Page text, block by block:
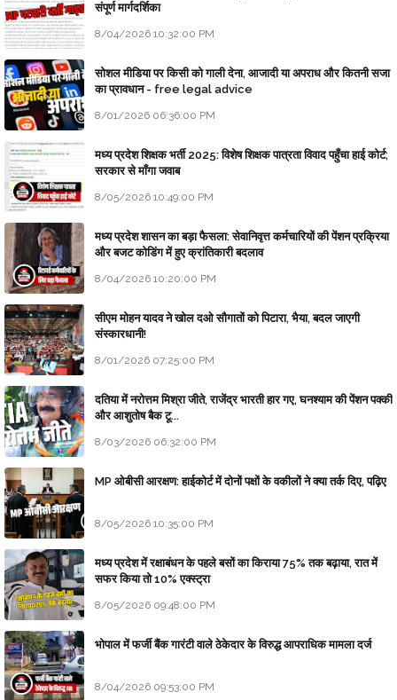
संपूर्ण मार्गदर्शिका
8/04/2026 10:32:00 PM
सोशल मीडिया पर किसी को गाली देना, आजादी या अपराध और कितनी सजा
का प्रावधान - free legal advice
8/01/2026 06:36:00 PM
मध्य प्रदेश शिक्षक भर्ती 2025: विशेष शिक्षक पात्रता विवाद पहुँचा हाई कोर्ट;
सरकार से माँगा जवाब
8/05/2026 10:49:00 PM
मध्य प्रदेश शासन का बड़ा फैसला: सेवानिवृत्त कर्मचारियों की पेंशन प्रक्रिया
और बजट कोडिंग में हुए क्रांतिकारी बदलाव
8/04/2026 10:20:00 PM
सीएम मोहन यादव ने खोल दओ सौगातों को पिटारा, भैया, बदल जाएगी
संस्कारधानी!
8/01/2026 07:25:00 PM
दतिया में नरोत्तम मिश्रा जीते, राजेंद्र भारती हार गए, घनश्याम की पेंशन पक्की
और आशुतोष बैक टू...
8/03/2026 06:32:00 PM
MP ओबीसी आरक्षण: हाईकोर्ट में दोनों पक्षों के वकीलों ने क्या तर्क दिए, पढ़िए
8/05/2026 10:35:00 PM
मध्य प्रदेश में रक्षाबंधन के पहले बसों का किराया 75% तक बढ़ाया, रात में
सफर किया तो 10% एक्स्ट्रा
8/05/2026 09:48:00 PM
भोपाल में फर्जी बैंक गारंटी वाले ठेकेदार के विरुद्ध आपराधिक मामला दर्ज
8/04/2026 09:53:00 PM